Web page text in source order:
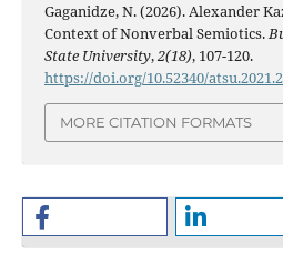
Gaganidze, N. (2026). Alexander
Context of Nonverbal Semiotics.
State University,2(18), 107-120.
https://doi.org/10.52340/
MORE CITATION FORMATS